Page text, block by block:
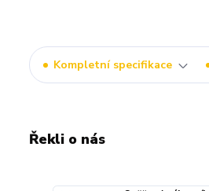
Kompletní specifikace
Řekli o nás